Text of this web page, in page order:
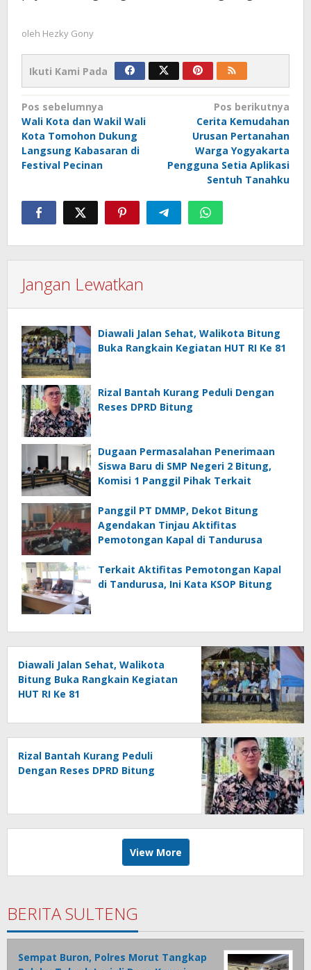
oleh Hezky Gony
Ikuti Kami Pada
Navigasi
pos
Pos sebelumnya
Wali Kota dan Wakil Wali
Kota Tomohon Dukung
Langsung Kabasaran di
Festival Pecinan
Pos berikutnya
Cerita Kemudahan
Urusan Pertanahan
Warga Yogyakarta
Pengguna Setia Aplikasi
Sentuh Tanahku
Jangan Lewatkan
Diawali Jalan Sehat, Walikota Bitung
Buka Rangkain Kegiatan HUT RI Ke 81
Rizal Bantah Kurang Peduli Dengan
Reses DPRD Bitung
Dugaan Permasalahan Penerimaan
Siswa Baru di SMP Negeri 2 Bitung,
Komisi 1 Panggil Pihak Terkait
Panggil PT DMMP, Dekot Bitung
Agendakan Tinjau Aktifitas
Pemotongan Kapal di Tandurusa
Terkait Aktifitas Pemotongan Kapal
di Tandurusa, Ini Kata KSOP Bitung
Diawali Jalan Sehat, Walikota
Bitung Buka Rangkain Kegiatan
HUT RI Ke 81
Rizal Bantah Kurang Peduli
Dengan Reses DPRD Bitung
View More
BERITA SULTENG
Sempat Buron, Polres Morut Tangkap